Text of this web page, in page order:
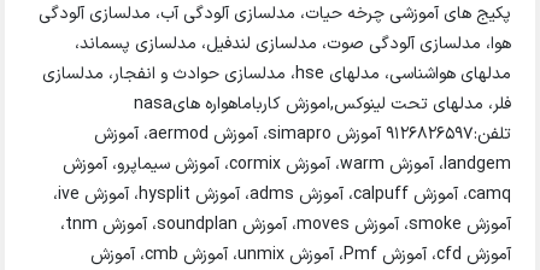
پکیج های آموزشی چرخه حیات، مدلسازی آلودگی آب، مدلسازی آلودگی
هوا، مدلسازی آلودگی صوت، مدلسازی لندفیل، مدلسازی پسماند،
مدلهای هواشناسی، مدلهای hse، مدلسازی حوادث و انفجار، مدلسازی
فلر، مدلهای تحت لینوکس,اموزش کارباماهواره هایnasa
تلفن:۹۱۲۶۸۲۶۵۹۷ آموزش simapro، آموزش aermod، آموزش
landgem، آموزش warm، آموزش cormix، آموزش سیماپرو، آموزش
camq، آموزش calpuff، آموزش adms، آموزش hysplit، آموزش ive،
آموزش smoke، آموزش moves، آموزش soundplan، آموزش tnm،
آموزش cfd، آموزش Pmf، آموزش unmix، آموزش cmb، آموزش